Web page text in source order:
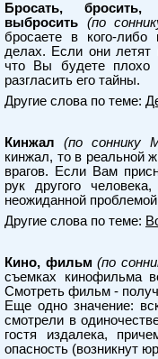
Бросать,
выбросить
(по
бросаете в кого-либо
делах. Если они летят
что Вы будете плохо
разгласить его тайны.
Другие слова по теме:
Кинжал (по соннику
кинжал, то в реальной
врагов. Если Вам
рук другого
неожиданной
Другие слова по теме:
Кино, фильм (по
съемках кинофильма
Смотреть фильм -
Еще одно значение:
смотрели в
гостя издалека,
опасность (возникнут